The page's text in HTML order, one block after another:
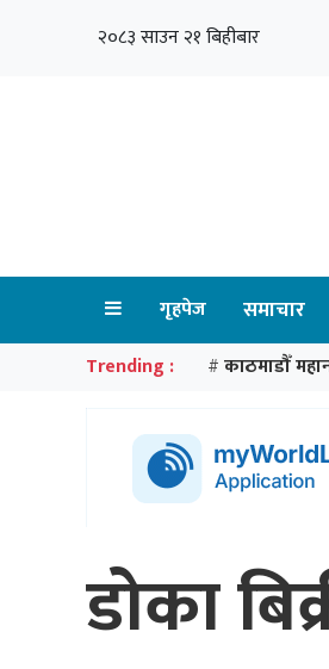
२०८३ साउन २१ बिहीबार
गृहपेज समाचार
Trending : # काठमाडौँ
डोका